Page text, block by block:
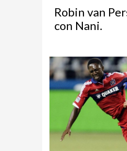
Robin van
con Nani.